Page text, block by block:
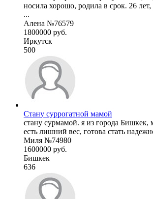
носила хорошо, родила в срок. 26
...
Алена №76579
1800000 руб.
Иркутск
500
Стану суррогатной мамой
стану сурмамой. я из города Бишкек,
есть лишний вес, готова стать
Миля №74980
1600000 руб.
Бишкек
636